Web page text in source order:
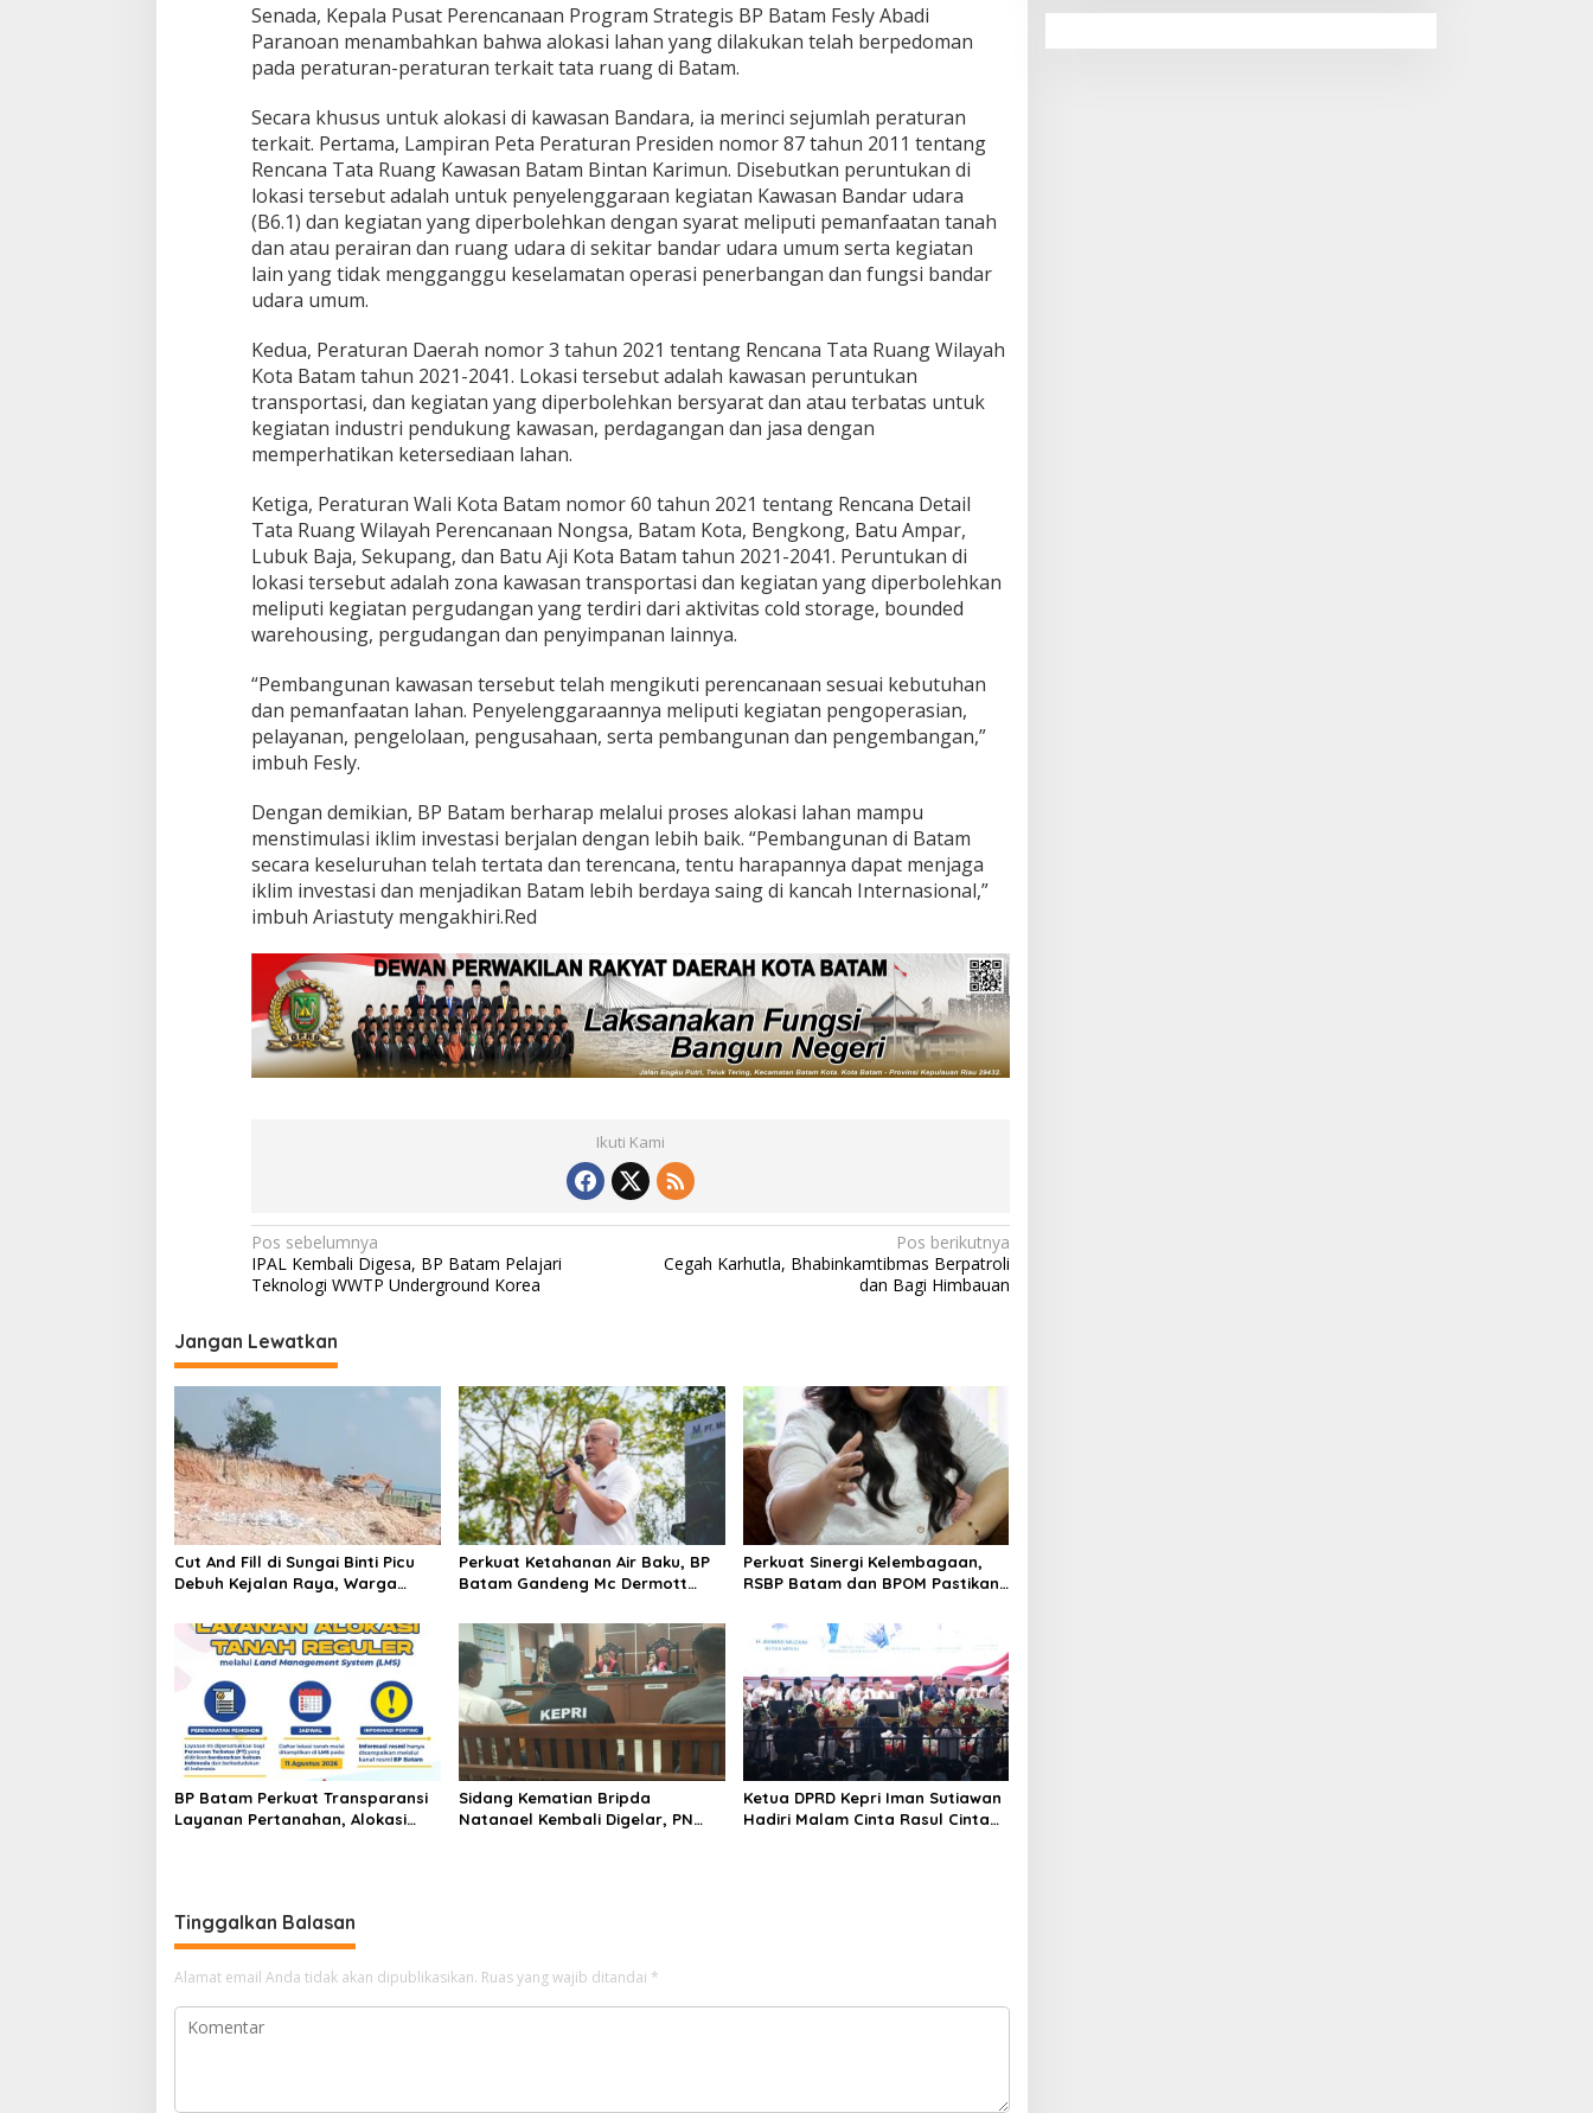
Senada, Kepala Pusat Perencanaan Program Strategis BP Batam Fesly Abadi
Paranoan menambahkan bahwa alokasi lahan yang dilakukan telah berpedoman
pada peraturan-peraturan terkait tata ruang di Batam.
Secara khusus untuk alokasi di kawasan Bandara, ia merinci sejumlah peraturan
terkait. Pertama, Lampiran Peta Peraturan Presiden nomor 87 tahun 2011 tentang
Rencana Tata Ruang Kawasan Batam Bintan Karimun. Disebutkan peruntukan di
lokasi tersebut adalah untuk penyelenggaraan kegiatan Kawasan Bandar udara
(B6.1) dan kegiatan yang diperbolehkan dengan syarat meliputi pemanfaatan tanah
dan atau perairan dan ruang udara di sekitar bandar udara umum serta kegiatan
lain yang tidak mengganggu keselamatan operasi penerbangan dan fungsi bandar
udara umum.
Kedua, Peraturan Daerah nomor 3 tahun 2021 tentang Rencana Tata Ruang Wilayah
Kota Batam tahun 2021-2041. Lokasi tersebut adalah kawasan peruntukan
transportasi, dan kegiatan yang diperbolehkan bersyarat dan atau terbatas untuk
kegiatan industri pendukung kawasan, perdagangan dan jasa dengan
memperhatikan ketersediaan lahan.
Ketiga, Peraturan Wali Kota Batam nomor 60 tahun 2021 tentang Rencana Detail
Tata Ruang Wilayah Perencanaan Nongsa, Batam Kota, Bengkong, Batu Ampar,
Lubuk Baja, Sekupang, dan Batu Aji Kota Batam tahun 2021-2041. Peruntukan di
lokasi tersebut adalah zona kawasan transportasi dan kegiatan yang diperbolehkan
meliputi kegiatan pergudangan yang terdiri dari aktivitas cold storage, bounded
warehousing, pergudangan dan penyimpanan lainnya.
“Pembangunan kawasan tersebut telah mengikuti perencanaan sesuai kebutuhan
dan pemanfaatan lahan. Penyelenggaraannya meliputi kegiatan pengoperasian,
pelayanan, pengelolaan, pengusahaan, serta pembangunan dan pengembangan,”
imbuh Fesly.
Dengan demikian, BP Batam berharap melalui proses alokasi lahan mampu
menstimulasi iklim investasi berjalan dengan lebih baik. “Pembangunan di Batam
secara keseluruhan telah tertata dan terencana, tentu harapannya dapat menjaga
iklim investasi dan menjadikan Batam lebih berdaya saing di kancah Internasional,”
imbuh Ariastuty mengakhiri.Red
Ikuti Kami
N
a
i
g
a
s
i
p
o
s
Pos sebelumnya
IPAL Kembali Digesa, BP Batam Pelajari
Teknologi WWTP Underground Korea
Pos berikutnya
Cegah Karhutla, Bhabinkamtibmas Berpatroli
dan Bagi Himbauan
Jangan Lewatkan
Cut And Fill di Sungai Binti Picu
Debuh Kejalan Raya, Warga
Penutup
Perkuat Ketahanan Air Baku, BP
Batam Gandeng Mc Dermott
Bendungan Sei Nongsa
Perkuat Sinergi Kelembagaan,
RSBP Batam dan BPOM Pastikan
Obat Aman
BP Batam Perkuat Transparansi
Layanan Pertanahan, Alokasi
Sidang Kematian Bripda
Natanael Kembali Digelar, PN
Ketua DPRD Kepri Iman Sutiawan
Hadiri Malam Cinta Rasul Cinta
Tinggalkan Balasan
Alamat email Anda tidak akan dipublikasikan. Ruas yang wajib ditandai *